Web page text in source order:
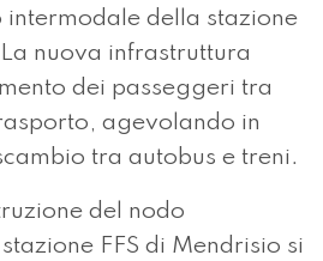
intermodale della stazione
nuova infrastruttura
dei passeggeri tra
agevolando in
tra autobus e treni.
del nodo
FFS di Mendrisio si